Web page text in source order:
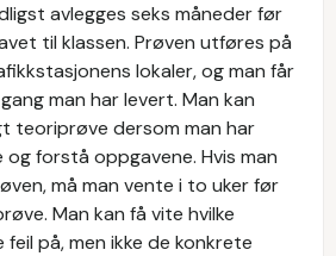
avlegges seks måneder før
til klassen. Prøven utføres på
lokaler, og man får
man har levert. Man kan
teoriprøve dersom man har
og forstå oppgavene. Hvis man
må man vente i to uker før
Man kan få vite hvilke
på, men ikke de konkrete